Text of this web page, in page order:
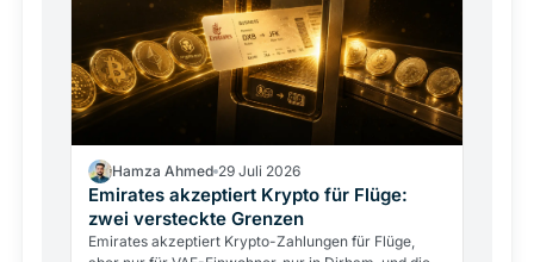
Hamza Ahmed 29 Juli 2026
Emirates akzeptiert Krypto für Flüge:
zwei versteckte Grenzen
Emirates akzeptiert Krypto-Zahlungen für Flüge,